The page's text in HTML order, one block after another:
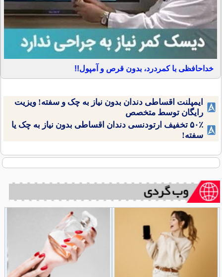
خداحافظی با کمردرد، بدون قرص و آمپول!!
ایمپلنت اقساطی دندان بدون نیاز به چک و سفته! ویزیت
رایگان توسط متخصص
۵۰٪ تخفیف ارتودنسی دندان اقساطی بدون نیاز به چک یا
سفته!